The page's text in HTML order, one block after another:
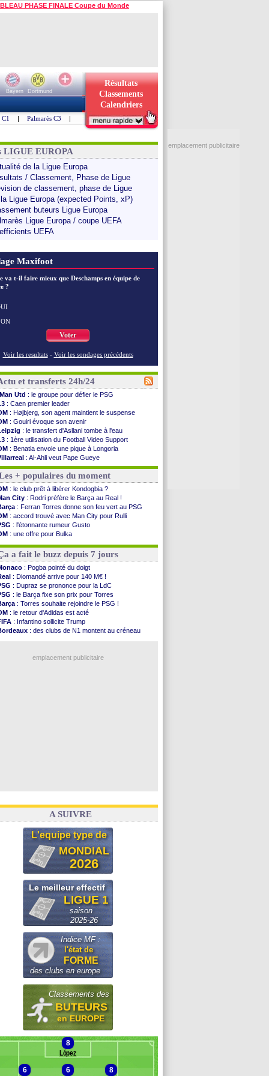
PHASE FINALE Coupe du Monde
Bayern
Dortmund
Résultats
Classements
Calendriers
C1 | Palmarès C3 |
LIGUE EUROPA
de la Ligue Europa
/ Classement, Phase de Ligue
de classement, phase de Ligue
Ligue Europa (expected Points, xP)
buteurs Ligue Europa
Ligue Europa / coupe UEFA
UEFA
Maxifoot
va t-il faire mieux que Deschamps en équipe de
?
Voter
Voir les resultats - Voir les sondages précédents
et transferts 24h/24
Man Utd : le groupe pour défier le PSG
: Caen premier leader
: Højbjerg, son agent maintient le suspense
: Gouiri évoque son avenir
: le transfert d'Asllani tombe à l'eau
: 1ère utilisation du Football Video Support
: Benatia envoie une pique à Longoria
: Al-Ahli veut Pape Gueye
: la dernière saison de Fonseca ?
: un nouveau prétendant pour Højbjerg
: un gardien norvégien en approche ?
: McCourt a versé 120 M€ en 2026
: 4 retours dans le groupe face à Man Utd ...
: Kevin Carlos va partir en Italie
: prison avec sursis requis contre un arbitre
: c'est signé pour Luca Zidane (off.)
: Ruggeri en route pour Aston Villa
: Filipe Luis soutient Biereth
: Mangala prêté à Getafe (officiel)
: Nsoki va signer en Croatie
: Naples vise Gabriel Jesus
: Mastantuono prêté à la Fiorentina (off.)
City: accord avec le Barça pour Rodri ?
: Haise a prolongé (officiel)
Voir les brèves précédentes
+ populaires du moment
: le club prêt à libérer Kondogbia ?
City : Rodri préfère le Barça au Real !
: Ferran Torres donne son feu vert au PSG
: accord trouvé avec Man City pour Rulli
: l'étonnante rumeur Gusto
: une offre pour Bulka
: 4 retours dans le groupe face à Man Utd ?
a fait le buzz depuis 7 jours
: Pogba pointé du doigt
: Diomandé arrive pour 140 M€ !
: Dupraz se prononce pour la LdC
: le Barça fixe son prix pour Torres
: Torres souhaite rejoindre le PSG !
: le retour d'Adidas est acté
: Infantino sollicite Trump
: des clubs de N1 montent au créneau
emplacement publicitaire
A SUIVRE
L'equipe type de
MONDIAL
2026
Le meilleur effectif
LIGUE 1
saison
2025-26
Indice MF :
l'état de
FORME
des clubs en europe
Classements des
BUTEURS
en EUROPE
8
López
6
6
8
emplacement publicitaire